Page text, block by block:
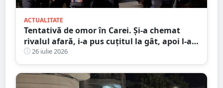
ACTUALITATE
Tentativă de omor în Carei. Și-a chemat
rivalul afară, i-a pus cuțitul la gât, apoi l-a
înjunghiat în abdomen
26 iulie 2026